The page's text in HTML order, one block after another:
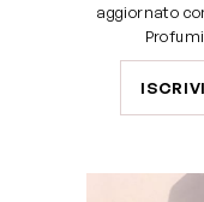
aggiornato